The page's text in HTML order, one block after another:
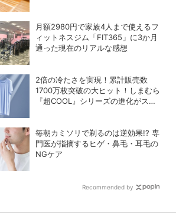
月額2980円で家族4人まで使えるフ
ィットネスジム「FIT365」に3か月
通った現在のリアルな感想
2倍の冷たさを実現！累計販売数
1700万枚突破の大ヒット！しまむら
『超COOL』シリーズの進化がスゴ
毎朝カミソリで剃るのは逆効果!? 専
門医が指摘するヒゲ・鼻毛・耳毛の
NGケア
Recommended by